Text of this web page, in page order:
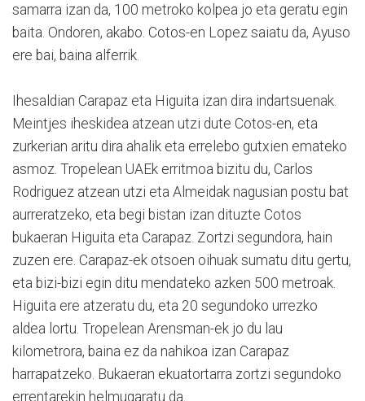
samarra izan da, 100 metroko kolpea jo eta geratu egin
baita. Ondoren, akabo. Cotos-en Lopez saiatu da, Ayuso
ere bai, baina alferrik.
Ihesaldian Carapaz eta Higuita izan dira indartsuenak.
Meintjes iheskidea atzean utzi dute Cotos-en, eta
zurkerian aritu dira ahalik eta errelebo gutxien emateko
asmoz. Tropelean UAEk erritmoa bizitu du, Carlos
Rodriguez atzean utzi eta Almeidak nagusian postu bat
aurreratzeko, eta begi bistan izan dituzte Cotos
bukaeran Higuita eta Carapaz. Zortzi segundora, hain
zuzen ere. Carapaz-ek otsoen oihuak sumatu ditu gertu,
eta bizi-bizi egin ditu mendateko azken 500 metroak.
Higuita ere atzeratu du, eta 20 segundoko urrezko
aldea lortu. Tropelean Arensman-ek jo du lau
kilometrora, baina ez da nahikoa izan Carapaz
harrapatzeko. Bukaeran ekuatortarra zortzi segundoko
errentarekin helmugaratu da.